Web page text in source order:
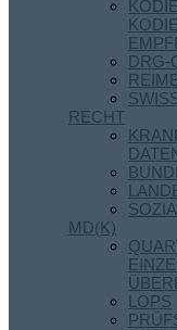
DRG-
RECHT
MD(K)
LOPS